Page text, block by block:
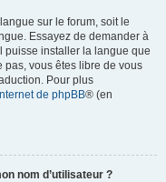
sur le forum, soit le
Essayez de demander à
puisse installer la langue que
pas, vous êtes libre de vous
Pour plus
de phpBB® (en
nom d’utilisateur ?